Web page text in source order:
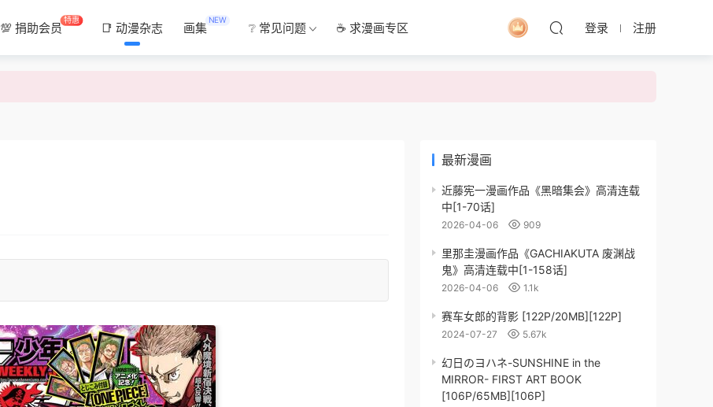
💯 捐助会员
特惠
📑 动漫杂志 画集
NEW
❔ 常见问题 ☕ 求漫画专区 登录 注册
最新漫画
近藤宪一漫画作品《黑暗集会》高清连载
中[1-70话]
2026-04-06 909
里那圭漫画作品《GACHIAKUTA 废渊战
鬼》高清连载中[1-158话]
2026-04-06 1.1k
赛车女郎的背影 [122P/20MB][122P]
2024-07-27 5.67k
幻日のヨハネ-SUNSHINE in the
MIRROR- FIRST ART BOOK
[106P/65MB][106P]